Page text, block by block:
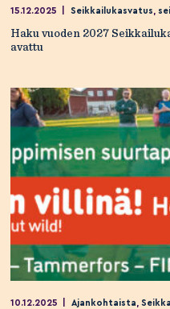
15.12.2025 Seikkailukasvatus
Haku vuoden 2027
avattu
10.12.2025 Ajankohtaista